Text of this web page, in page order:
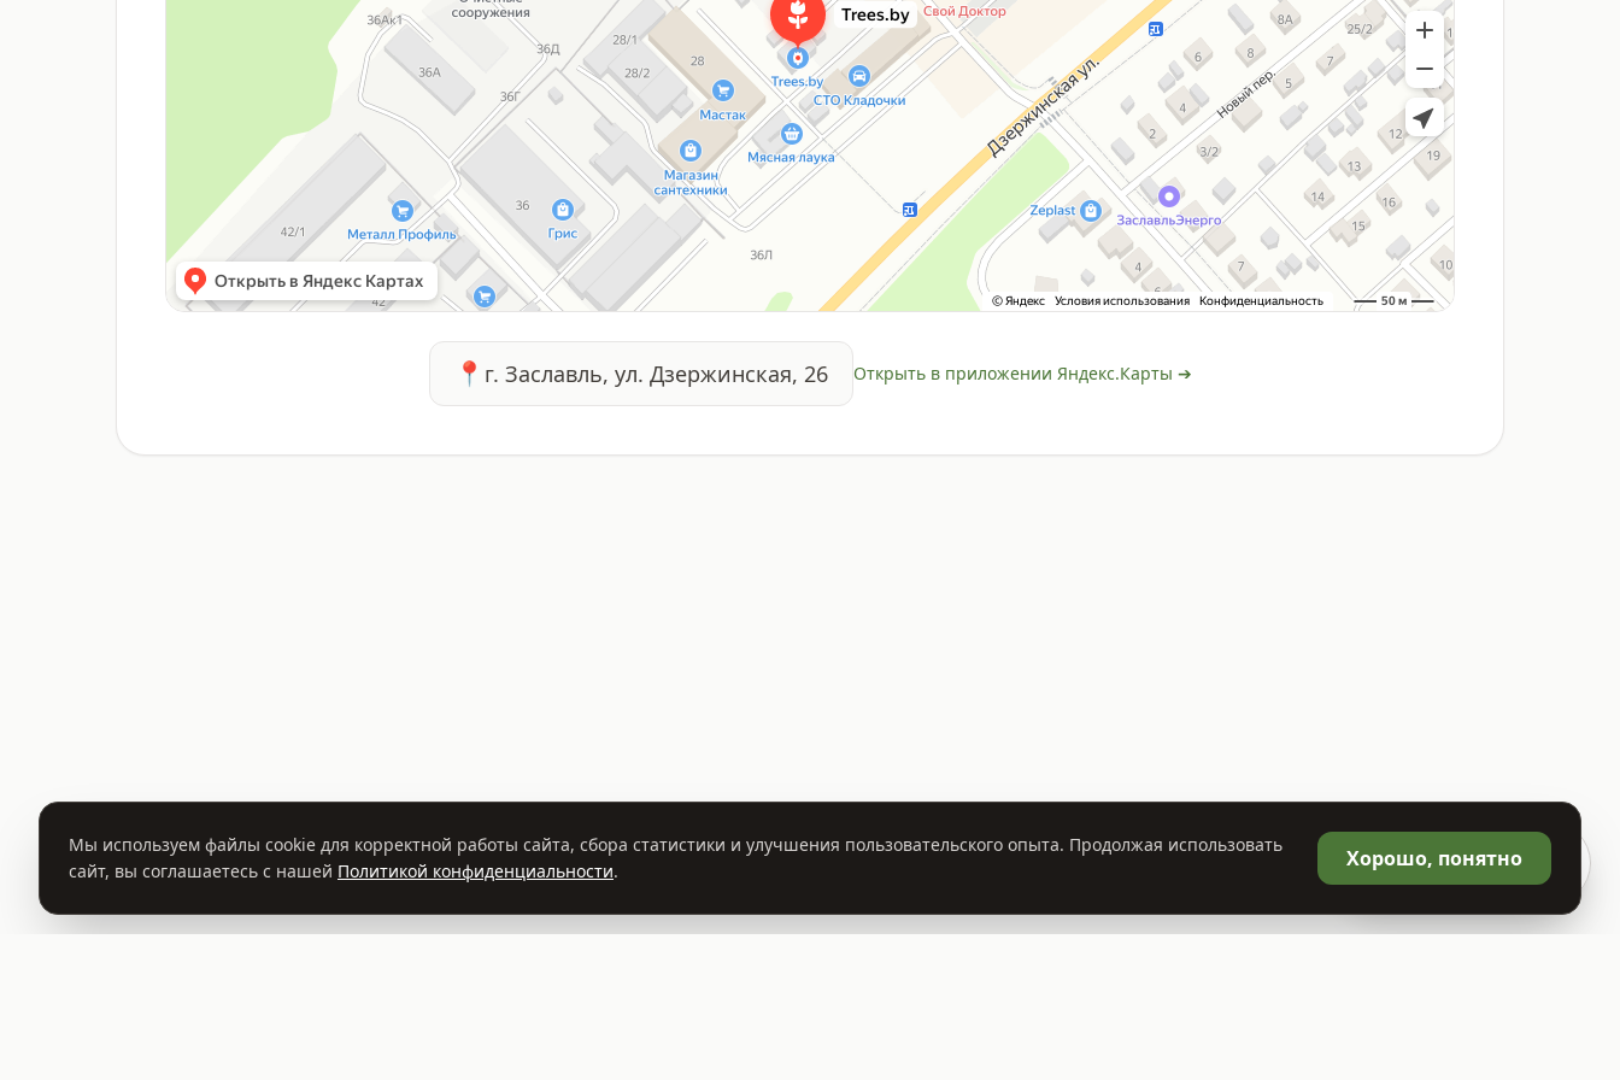
📍 г. Заславль, ул. Дзержинская, 26 Открыть в приложении Яндекс.Карты ➔
Мы используем файлы cookie для корректной работы сайта, сбора статистики и улучшения пользовательского опыта. Продолжая использовать
сайт, вы соглашаетесь с нашей Политикой конфиденциальности. Хорошо, понятно
🛒Корзина